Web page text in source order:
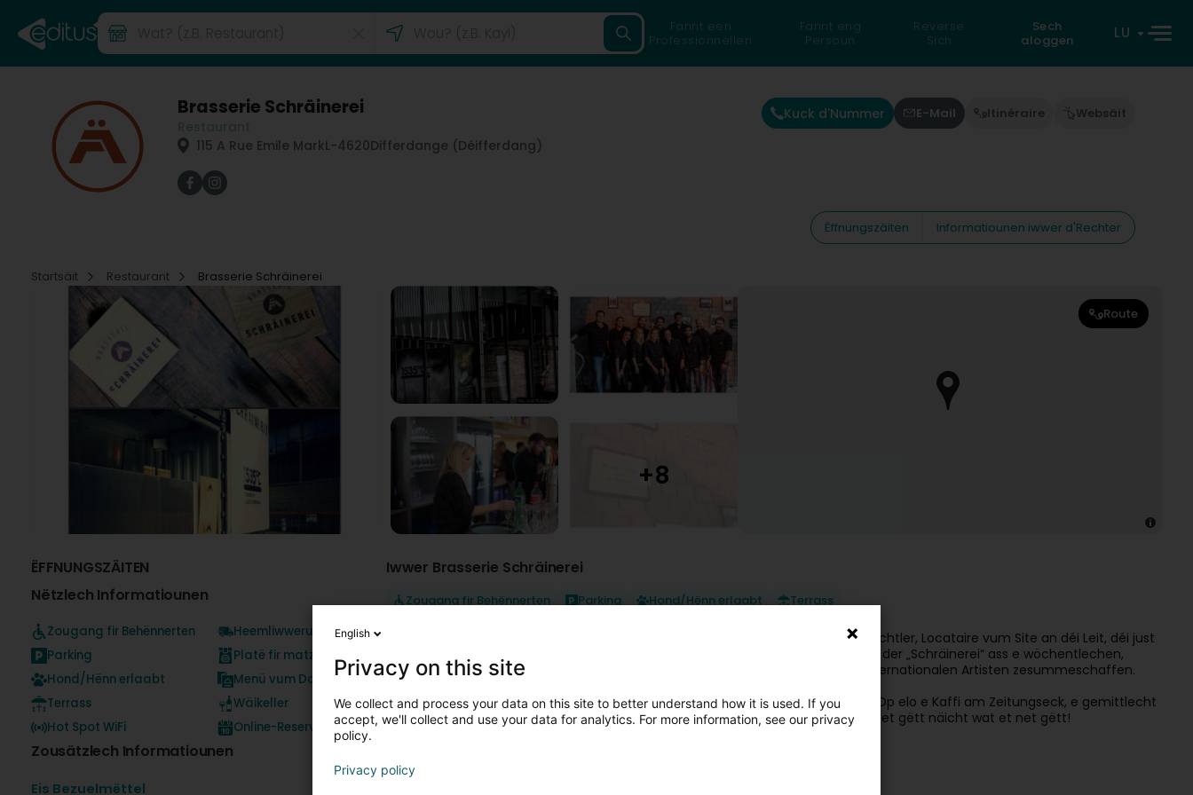
Fannt een
Professionnellen
Fannt eng
Persoun
Reverse
Sich
Sech
aloggen
LU
Brasserie Schräinerei
115 A Rue Emile MarkL-4620Differdange (Déifferdang)
Kuck d'Nummer E-Mail Itinéraire Websäit
Ëffnungszäiten Informatiounen iwwer d'Rechter
Startsäit Restaurant Brasserie Schräinerei
Route
ËFFNUNGSZÄITEN
Nëtzlech Informatiounen
Zougang fir Behënnerten
Parking
Hond/Hënn erlaabt
Terrass
Hot Spot WiFi
Heemliwwerung
Platë fir matzehuelen
Menü vum Dag
Wäikeller
Online-Reservatioun
Zousätzlech Informatiounen
Eis Bezuelmëttel
Iwwer Brasserie Schräinerei
Zougang fir Behënnerten Parking Hond/Hënn erlaabt Terrass
Hei soll e kulturellen a sozialen Austausch tëscht Generatiounen entstoen: Kënschtler, Locataire vum Site an déi Leit, déi just
e Patt wëllen drénke kommen oder eppes iesse kommen. De roude Fuedem an der „Schräinerei“ ass e wöchentlechen,
ofwiesslungsräiche kulturelle Programm, wou mir mat lokalen, nationalen an internationalen Artisten zesummeschaffen.
D’Séil vun der Brasserie sollen nierwt sengem Industrie-Chic och seng Leit sinn: Op elo e Kaffi am Zeitungseck, e gemittlecht
Iessen op der Mezzanine, oder eng spontan Jam-Session op eiser klenger Bühn, et gëtt näicht wat et net gëtt!
English
Privacy on this site
We collect and process your data on this site to better understand how it is used. If you
accept, we'll collect and use your data for analytics. For more information, see our privacy
policy.
Privacy policy